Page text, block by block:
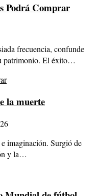
Podrá Comprar
frecuencia, confunde
patrimonio. El éxito…
la muerte
imaginación. Surgió de
y la…